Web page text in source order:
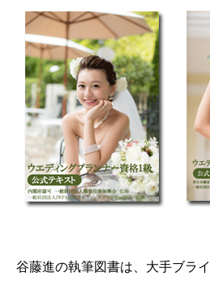
谷藤進の執筆図書は、大手ブラ